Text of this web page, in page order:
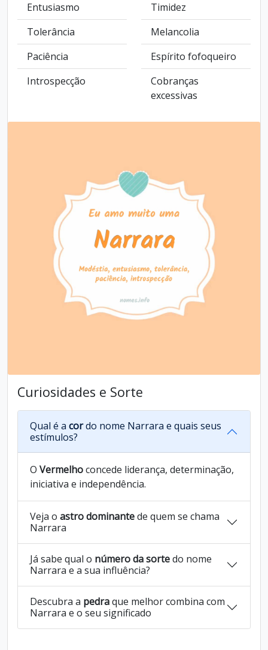
Entusiasmo
Tolerância
Paciência
Introspecção
Timidez
Melancolia
Espírito fofoqueiro
Cobranças
excessivas
Curiosidades e Sorte
Qual é a cordo nome Narrara e quais seus
estímulos?
O Vermelhoconcede liderança, determinação,
iniciativa e independência.
Veja o astro dominantede quem se chama
Narrara
Já sabe qual o número da sortedo nome
Narrara e a sua influência?
Descubra a pedraque melhor combina com
Narrara e o seu significado